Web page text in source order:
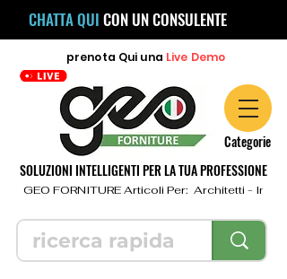
CHATTA QUI CON UN CONSULENTE
prenota Qui una Live Demo
Categorie
SOLUZIONI INTELLIGENTI PER LA TUA PROFESSIONE
GEO FORNITURE Articoli Per:  Architetti -